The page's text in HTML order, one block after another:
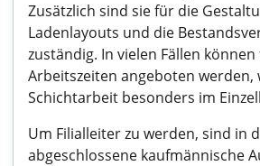
Zusätzlich sind sie für die
Ladenlayouts und die
zuständig. In vielen Fällen
Arbeitszeiten angeboten werden,
Schichtarbeit besonders im
Um Filialleiter zu werden, sind in
abgeschlossene kaufmännische